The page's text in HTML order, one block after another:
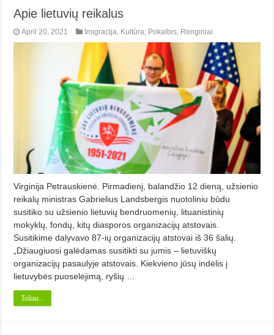
Apie lietuvių reikalus
April 20, 2021 Imigracija, Kultūra, Pokalbis, Renginiai
Virginija Petrauskienė. Pirmadienį, balandžio 12 dieną, užsienio
reikalų ministras Gabrielius Landsbergis nuotoliniu būdu
susitiko su užsienio lietuvių bendruomenių, lituanistinių
mokyklų, fondų, kitų diasporos organizacijų atstovais.
Susitikime dalyvavo 87-ių organizacijų atstovai iš 36 šalių.
„Džiaugiuosi galėdamas susitikti su jumis – lietuviškų
organizacijų pasaulyje atstovais. Kiekvieno jūsų indėlis į
lietuvybės puoselėjimą, ryšių …
Toliau...